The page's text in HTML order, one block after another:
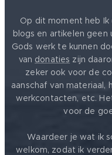
Op dit moment heb Ik
blogs en artikelen
Gods werk te kunnen
van donaties zijn
zeker ook voor de
aanschaf van materiaal,
werkcontacten, etc.
voor de
Waardeer je wat ik
welkom, zodat ik